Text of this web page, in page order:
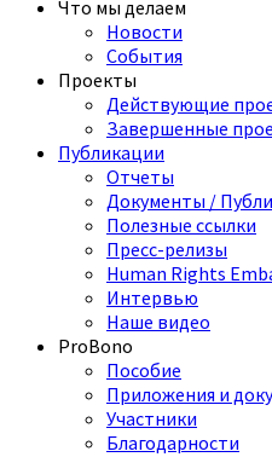
Что мы делаем
Новости
События
Проекты
Действующие
Завершенные
Публикации
Отчеты
Документы /
Полезные ссылки
Пресс-релизы
Human Rights
Интервью
Наше видео
ProBono
Пособие
Приложения и
Участники
Благодарности